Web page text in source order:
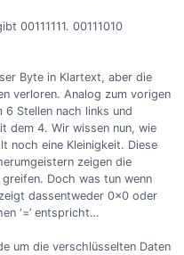
00111111. 00111010
Byte in Klartext, aber die
verloren. Analog zum vorigen
Stellen nach links und
dem 4. Wir wissen nun, wie
noch eine Kleinigkeit. Diese
zeigen die
Doch was tun wenn
dassentweder 0x0 oder
‘=’ entspricht…
um die verschlüsselten Daten